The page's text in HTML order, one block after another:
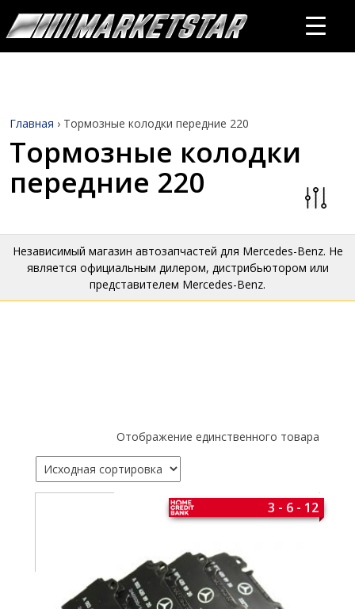
Главная › Тормозные колодки передние 220
Тормозные колодки
передние 220
Независимый магазин автозапчастей для Mercedes-Benz. Не
является официальным дилером, дистрибьютором или
представителем Mercedes-Benz.
Отображение единственного товара
3 - 6 - 12